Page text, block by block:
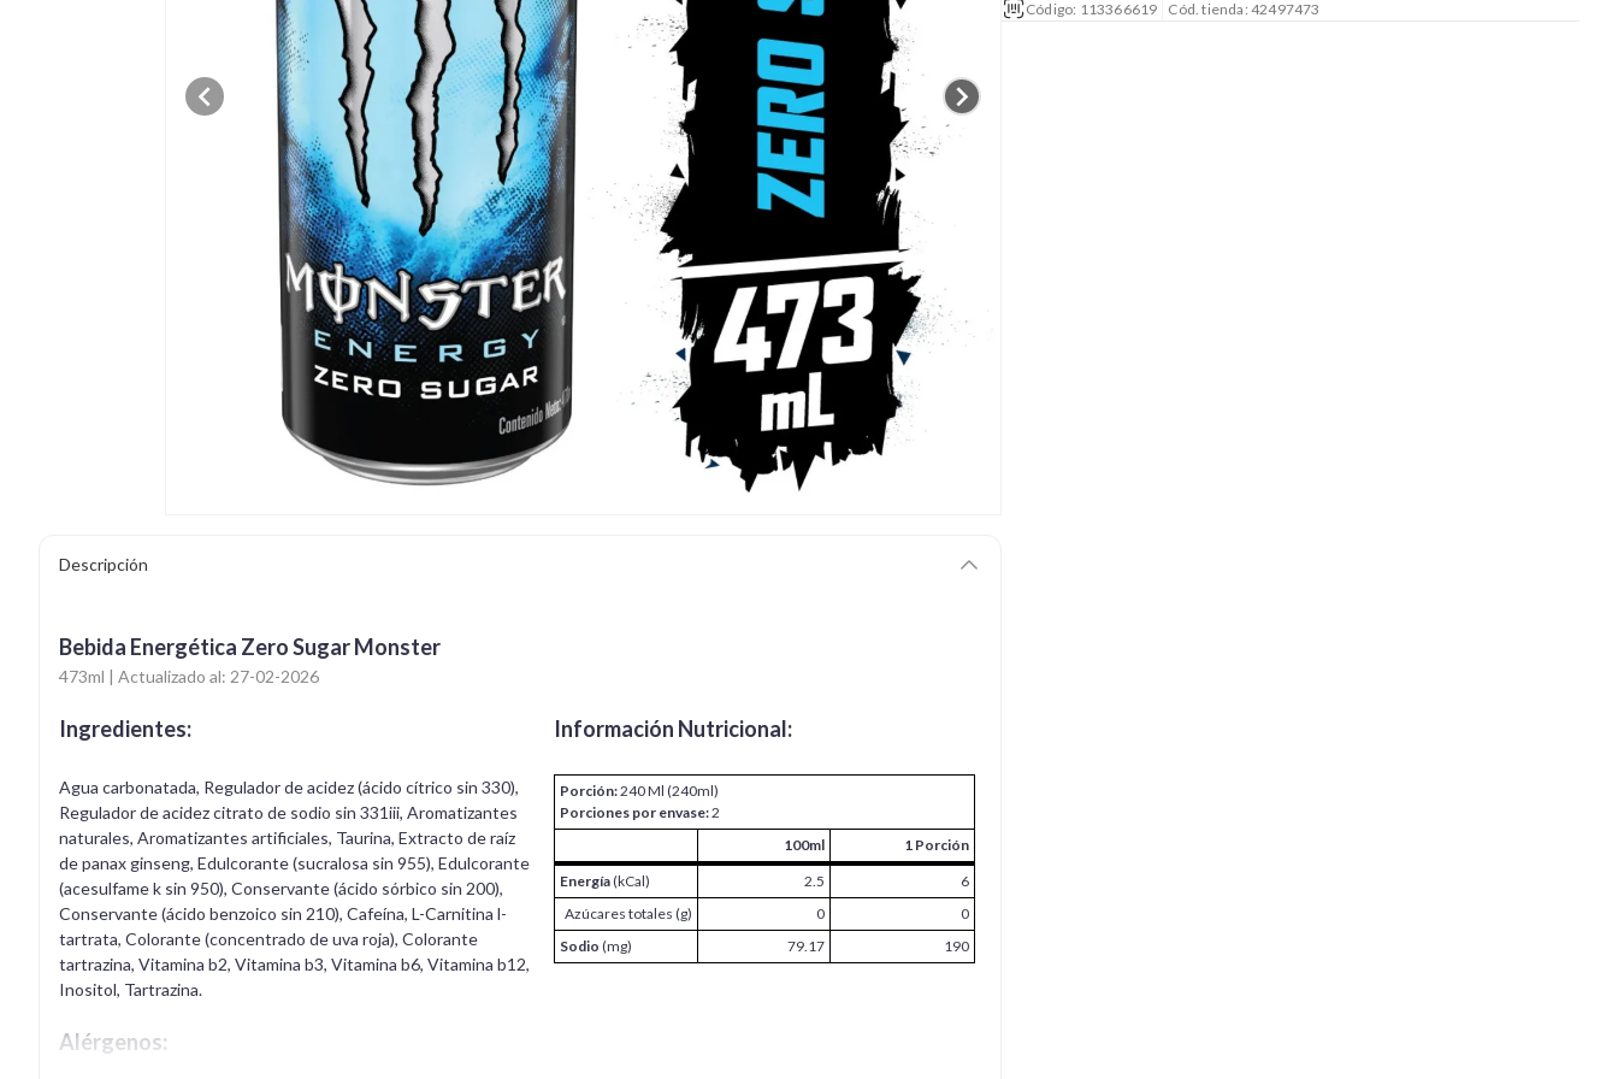
Descripción
Bebida Energética Zero Sugar Monster
473ml | Actualizado al: 27-02-2026
Ingredientes:
Agua carbonatada, Regulador de acidez (ácido cítrico sin 330),
Regulador de acidez citrato de sodio sin 331iii, Aromatizantes
naturales, Aromatizantes artificiales, Taurina, Extracto de raíz
de panax ginseng, Edulcorante (sucralosa sin 955), Edulcorante
(acesulfame k sin 950), Conservante (ácido sórbico sin 200),
Conservante (ácido benzoico sin 210), Cafeína, L-Carnitina l-
tartrata, Colorante (concentrado de uva roja), Colorante
tartrazina, Vitamina b2, Vitamina b3, Vitamina b6, Vitamina b12,
Inositol, Tartrazina.
Alérgenos:
Información Nutricional:
Porción:240 Ml (240ml)
Porciones por envase:2
100ml
1 Porción
Energía(kCal) 2.5
6
Azúcares totales (g)
0
0
Sodio (mg) 79.17 190
Código: 113366619 Cód. tienda: 42497473